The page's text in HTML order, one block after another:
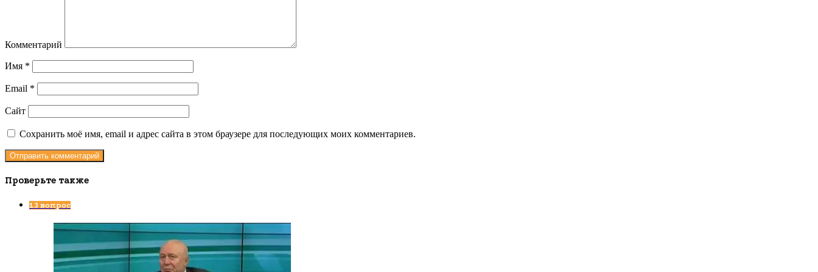
Комментарий
Имя *
Email *
Сайт
Сохранить моё имя, email и адрес сайта в этом браузере для последующих моих комментариев.
Проверьте также
Закрыть13 вопрос